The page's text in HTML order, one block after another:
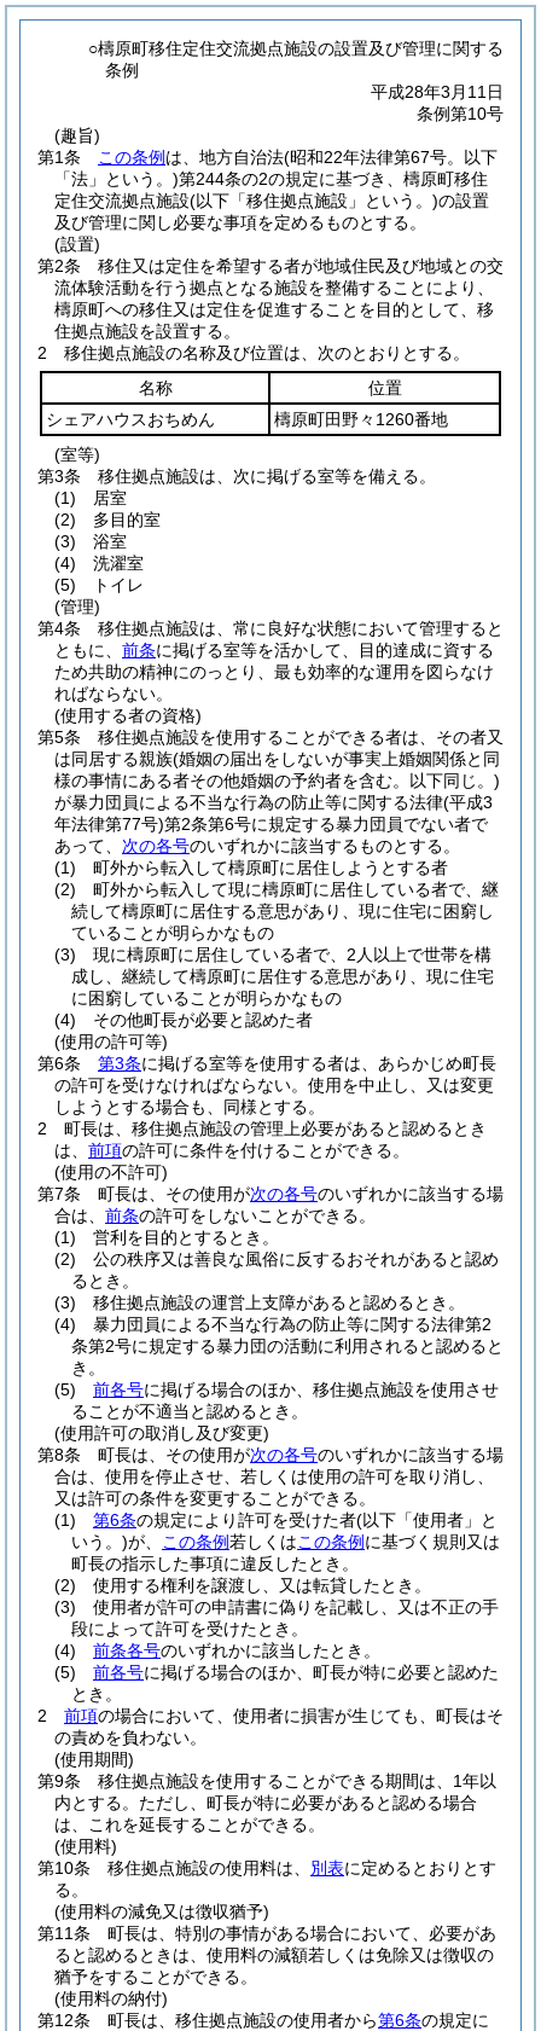
○檮原町移住定住交流拠点施設の設置及び管理に関する
条例
平成28年3月11日
条例第10号
(趣旨)
第1条
この条例 は、地方自治法(昭和22年法律第67号。以下
「法」という。)第244条の2の規定に基づき、檮原町移住
定住交流拠点施設(以下「移住拠点施設」という。)の設置
及び管理に関し必要な事項を定めるものとする。
(設置)
第2条
移住又は定住を希望する者が地域住民及び地域との交
流体験活動を行う拠点となる施設を整備することにより、
檮原町への移住又は定住を促進することを目的として、移
住拠点施設を設置する。
2
移住拠点施設の名称及び位置は、次のとおりとする。
名称
位置
シェアハウスおちめん
檮原町田野々1260番地
(室等)
第3条
移住拠点施設は、次に掲げる室等を備える。
(1)
居室
(2)
多目的室
(3)
浴室
(4)
洗濯室
(5)
トイレ
(管理)
第4条
移住拠点施設は、常に良好な状態において管理すると
ともに、 前条に掲げる室等を活かして、目的達成に資する
ため共助の精神にのっとり、最も効率的な運用を図らなけ
ればならない。
(使用する者の資格)
第5条
移住拠点施設を使用することができる者は、その者又
は同居する親族(婚姻の届出をしないが事実上婚姻関係と同
様の事情にある者その他婚姻の予約者を含む。以下同じ。)
が暴力団員による不当な行為の防止等に関する法律(平成3
年法律第77号)第2条第6号に規定する暴力団員でない者で
あって、 次の各号のいずれかに該当するものとする。
(1)
町外から転入して檮原町に居住しようとする者
(2)
町外から転入して現に檮原町に居住している者で、継
続して檮原町に居住する意思があり、現に住宅に困窮し
ていることが明らかなもの
(3)
現に檮原町に居住している者で、2人以上で世帯を構
成し、継続して檮原町に居住する意思があり、現に住宅
に困窮していることが明らかなもの
(4)
その他町長が必要と認めた者
(使用の許可等)
第6条
第3条に掲げる室等を使用する者は、あらかじめ町長
の許可を受けなければならない。 使用を中止し、又は変更
しようとする場合も、同様とする。
2
町長は、移住拠点施設の管理上必要があると認めるとき
は、 前項の許可に条件を付けることができる。
(使用の不許可)
第7条
町長は、その使用が次の各号のいずれかに該当する場
合は、 前条の許可をしないことができる。
(1)
営利を目的とするとき。
(2)
公の秩序又は善良な風俗に反するおそれがあると認め
るとき。
(3)
移住拠点施設の運営上支障があると認めるとき。
(4)
暴力団員による不当な行為の防止等に関する法律第2
条第2号に規定する暴力団の活動に利用されると認めると
き。
(5)
前各号に掲げる場合のほか、移住拠点施設を使用させ
ることが不適当と認めるとき。
(使用許可の取消し及び変更)
第8条
町長は、その使用が次の各号のいずれかに該当する場
合は、使用を停止させ、若しくは使用の許可を取り消し、
又は許可の条件を変更することができる。
(1)
第6条の規定により許可を受けた者(以下「使用者」と
いう。)が、 この条例若しくはこの条例 に基づく規則又は
町長の指示した事項に違反したとき。
(2)
使用する権利を譲渡し、又は転貸したとき。
(3)
使用者が許可の申請書に偽りを記載し、又は不正の手
段によって許可を受けたとき。
(4)
前条各号のいずれかに該当したとき。
(5)
前各号に掲げる場合のほか、町長が特に必要と認めた
とき。
2
前項の場合において、使用者に損害が生じても、町長はそ
の責めを負わない。
(使用期間)
第9条
移住拠点施設を使用することができる期間は、1年以
内とする。 ただし、町長が特に必要があると認める場合
は、これを延長することができる。
(使用料)
第10条
移住拠点施設の使用料は、 別表に定めるとおりとす
る。
(使用料の減免又は徴収猶予)
第11条
町長は、特別の事情がある場合において、必要があ
ると認めるときは、使用料の減額若しくは免除又は徴収の
猶予をすることができる。
(使用料の納付)
第12条
町長は、移住拠点施設の使用者から第6条の規定に